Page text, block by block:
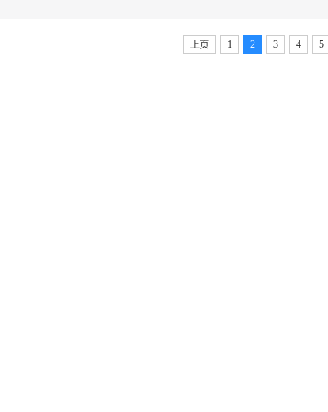
上页 1 2 3 4 5